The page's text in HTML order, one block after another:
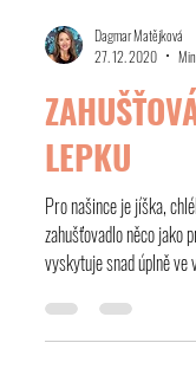
27. 12. 2020
LEPKU
Pro našince je jíška,
zahušťovadlo něco jako
vyskytuje snad úplně ve